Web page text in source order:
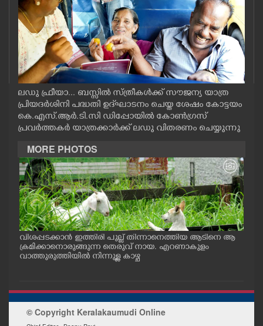
OBITUARY
NEWS 360
CASE DIARY
CINEMA
PHOTOS
LIFESTYLE
SPIRITUAL
ART
ലഡു ഫ്രീയാ... ബസ്സിൽ സ്ത്രീകൾക്ക് സൗജന്യ യാത്ര
പ്രിയദർശിനി പദ്ധതി ഉദ്‌ഘാടനം ചെയ്ത ശേഷം കോട്ടയം
കെ.എസ്.ആർ.ടി.സി ഡിപ്പോയിൽ കോൺഗ്രസ്
പ്രവർത്തകർ യാത്രക്കാർക്ക് ലഡു വിതരണം ചെയ്യുന്നു
MORE PHOTOS
വിശപ്പടക്കാൻ ഇത്തിരി പുല്ല് തിന്നാനെത്തിയ ആടിനെ ആ
ക്രമിക്കാനൊരുങ്ങുന്ന തെരുവ് നായ. എറണാകുളം
വാത്തുരുത്തിയിൽ നിന്നുള്ള കാഴ്ച
© Copyright Keralakaumudi Online